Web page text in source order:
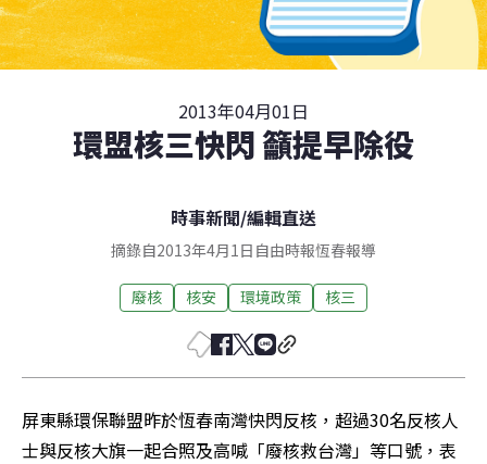
2013年04月01日
環盟核三快閃 籲提早除役
時事新聞/編輯直送
摘錄自2013年4月1日自由時報恆春報導
廢核 核安 環境政策 核三
屏東縣環保聯盟昨於恆春南灣快閃反核，超過30名反核人
士與反核大旗一起合照及高喊「廢核救台灣」等口號，表